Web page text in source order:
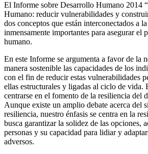
El Informe sobre Desarrollo Humano 2014
Humano: reducir vulnerabilidades y
dos conceptos que están interconectados a
inmensamente importantes para asegurar el
humano.
En este Informe se argumenta a favor de la
manera sostenible las capacidades de los
con el fin de reducir estas vulnerabilidades
ellas estructurales y ligadas al ciclo de vida.
centrarse en el fomento de la resiliencia del
Aunque existe un amplio debate acerca del
resiliencia, nuestro énfasis se centra en la
busca garantizar la solidez de las opciones,
personas y su capacidad para lidiar y
adversos.